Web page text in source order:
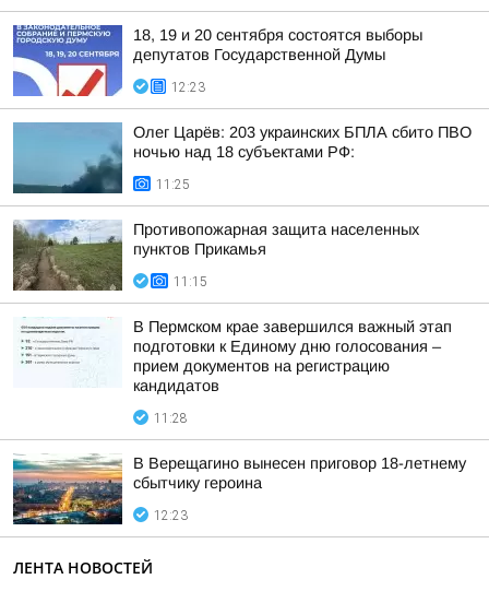
18, 19 и 20 сентября состоятся выборы
депутатов Государственной Думы
12:23
Олег Царёв: 203 украинских БПЛА сбито ПВО
ночью над 18 субъектами РФ:
11:25
Противопожарная защита населенных
пунктов Прикамья
11:15
В Пермском крае завершился важный этап
подготовки к Единому дню голосования –
прием документов на регистрацию
кандидатов
11:28
В Верещагино вынесен приговор 18-летнему
сбытчику героина
12:23
ЛЕНТА НОВОСТЕЙ